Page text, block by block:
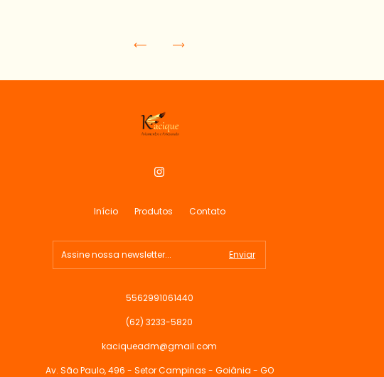
Início Produtos Contato
5562991061440
(62) 3233-5820
kaciqueadm@gmail.com
Av. São Paulo, 496 - Setor Campinas - Goiânia - GO